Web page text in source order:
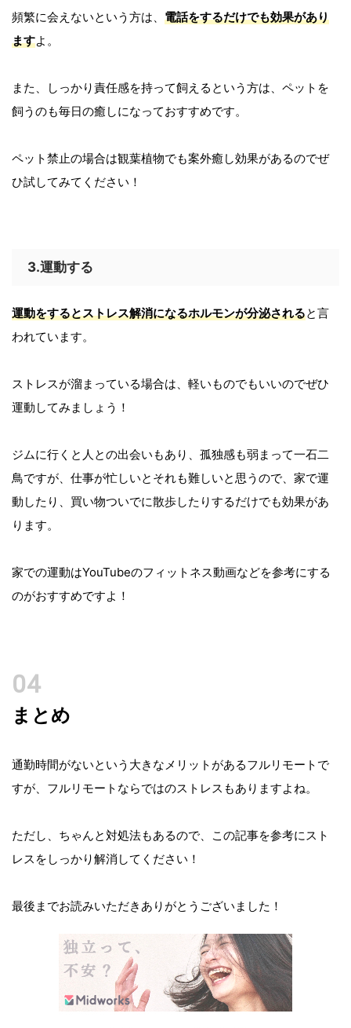
頻繁に会えないという方は、 電話をするだけでも効果があり
ますよ。
また、しっかり責任感を持って飼えるという方は、ペットを
飼うのも毎日の癒しになっておすすめです。
ペット禁止の場合は観葉植物でも案外癒し効果があるのでぜ
ひ試してみてください！
3.運動する
運動をするとストレス解消になるホルモンが分泌されると言
われています。
ストレスが溜まっている場合は、軽いものでもいいのでぜひ
運動してみましょう！
ジムに行くと人との出会いもあり、孤独感も弱まって一石二
鳥ですが、仕事が忙しいとそれも難しいと思うので、家で運
動したり、買い物ついでに散歩したりするだけでも効果があ
ります。
家での運動はYouTubeのフィットネス動画などを参考にする
のがおすすめですよ！
まとめ
通勤時間がないという大きなメリットがあるフルリモートで
すが、フルリモートならではのストレスもありますよね。
ただし、ちゃんと対処法もあるので、この記事を参考にスト
レスをしっかり解消してください！
最後までお読みいただきありがとうございました！